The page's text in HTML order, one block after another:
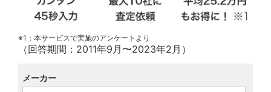
※1：本サービスで実施のアンケートより
（回答期間：2011年9月〜2023年2月）
メーカー